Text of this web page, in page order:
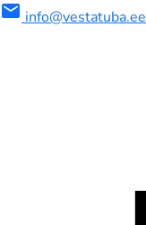
mail info@vestatuba.ee